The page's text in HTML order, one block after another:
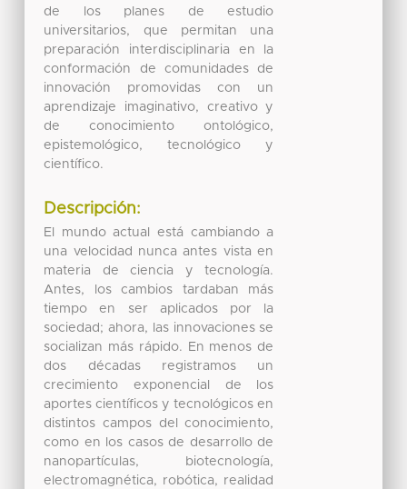
de los planes de estudio
universitarios, que permitan una
preparación interdisciplinaria en la
conformación de comunidades de
innovación promovidas con un
aprendizaje imaginativo, creativo y
de conocimiento ontológico,
epistemológico, tecnológico y
científico.
Descripción:
El mundo actual está cambiando a
una velocidad nunca antes vista en
materia de ciencia y tecnología.
Antes, los cambios tardaban más
tiempo en ser aplicados por la
sociedad; ahora, las innovaciones se
socializan más rápido. En menos de
dos décadas registramos un
crecimiento exponencial de los
aportes científicos y tecnológicos en
distintos campos del conocimiento,
como en los casos de desarrollo de
nanopartículas, biotecnología,
electromagnética, robótica, realidad